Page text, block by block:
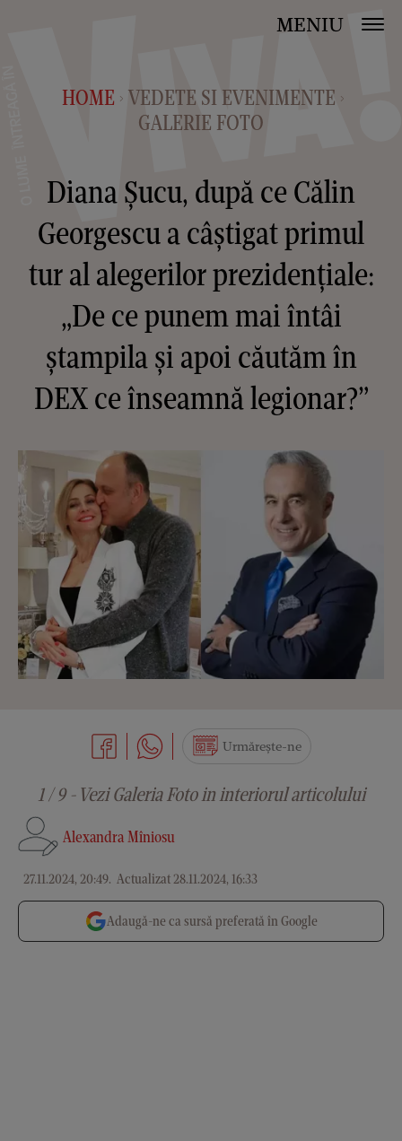
MENIU
HOME > VEDETE SI EVENIMENTE >
GALERIE FOTO
Diana Șucu, după ce Călin
Georgescu a câștigat primul
tur al alegerilor prezidențiale:
„De ce punem mai întâi
ștampila și apoi căutăm în
DEX ce înseamnă legionar?”
Alexandra Mîniosu
27.11.2024, 20:49. Actualizat 28.11.2024, 16:33
Urmărește-ne
1 / 9 - Vezi Galeria Foto in interiorul articolului
Adaugă-ne ca sursă preferată în Google